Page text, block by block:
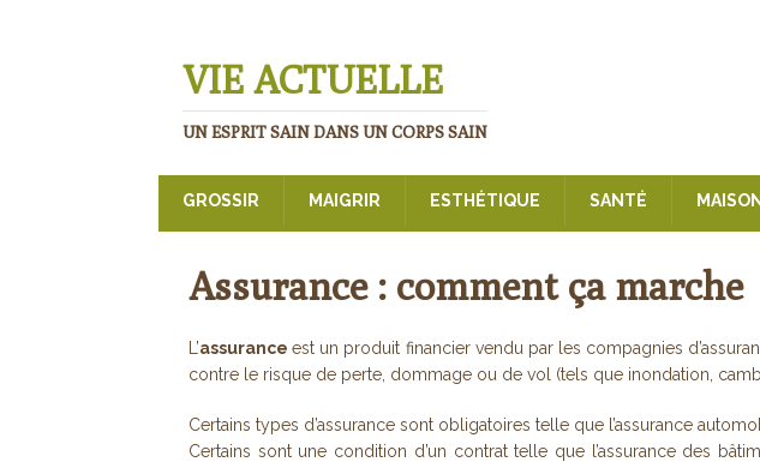
VIE ACTUELLE
UN ESPRIT SAIN DANS UN CORPS SAIN
GROSSIR MAIGRIR ESTHÉTIQUE SANTÉ MAISON
Assurance : comment ça marche
L’assuranceest un produit financier vendu par les compagnies
contre le risque de perte, dommage ou de vol (tels que inondation,
Certains types d’assurance sont obligatoires telle que l’assurance
Certains sont une condition d’un contrat telle que l’assurance des